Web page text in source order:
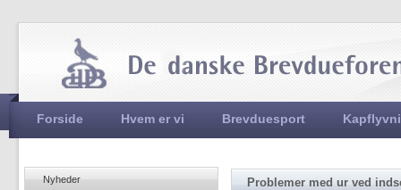
Hovedmenu
Forside Hvem er vi Brevduesport
Problemer med ur ved
Nyheder